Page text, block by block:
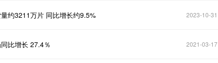
约3211万片 同比增长约9.5% 2023-10-31
比增长 27.4％ 2021-03-17